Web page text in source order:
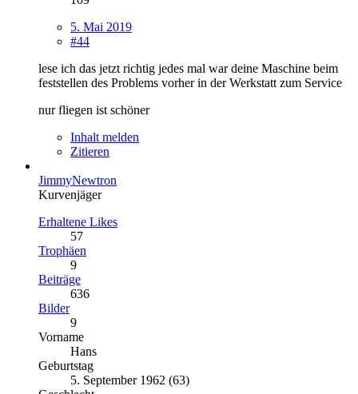
5. Mai 2019
#44
lese ich das jetzt richtig jedes mal war deine Maschine beim
feststellen des Problems vorher in der Werkstatt zum Service
nur fliegen ist schöner
Inhalt melden
Zitieren
JimmyNewtron
Kurvenjäger
Erhaltene Likes
57
Trophäen
9
Beiträge
636
Bilder
9
Vorname
Hans
Geburtstag
5. September 1962 (63)